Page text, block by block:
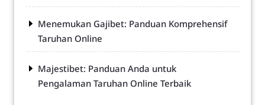
Menemukan Gajibet: Panduan Komprehensif
Taruhan Online
Majestibet: Panduan Anda untuk
Pengalaman Taruhan Online Terbaik